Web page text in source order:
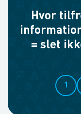
Hvor
= slet
1